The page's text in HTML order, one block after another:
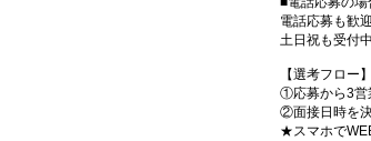
電話応募も歓
土日祝も受付
【選考フロー】
①応募から3営
②面接日時を
★スマホで